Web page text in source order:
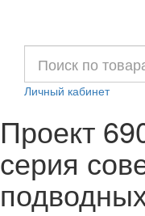
Личный кабинет
Проект
серия